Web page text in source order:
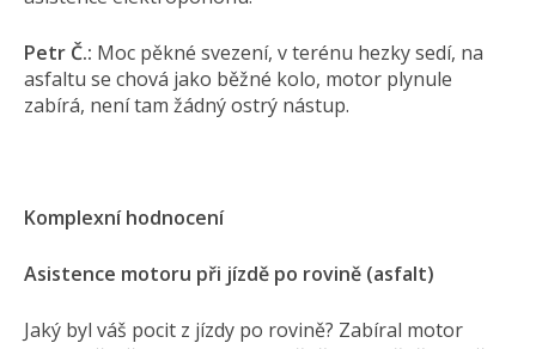
Petr Č.: Moc pěkné svezení, v terénu hezky sedí, na
asfaltu se chová jako běžné kolo, motor plynule
zabírá, není tam žádný ostrý nástup.
Komplexní hodnocení
Asistence motoru při jízdě po rovině (asfalt)
Jaký byl váš pocit z jízdy po rovině? Zabíral motor